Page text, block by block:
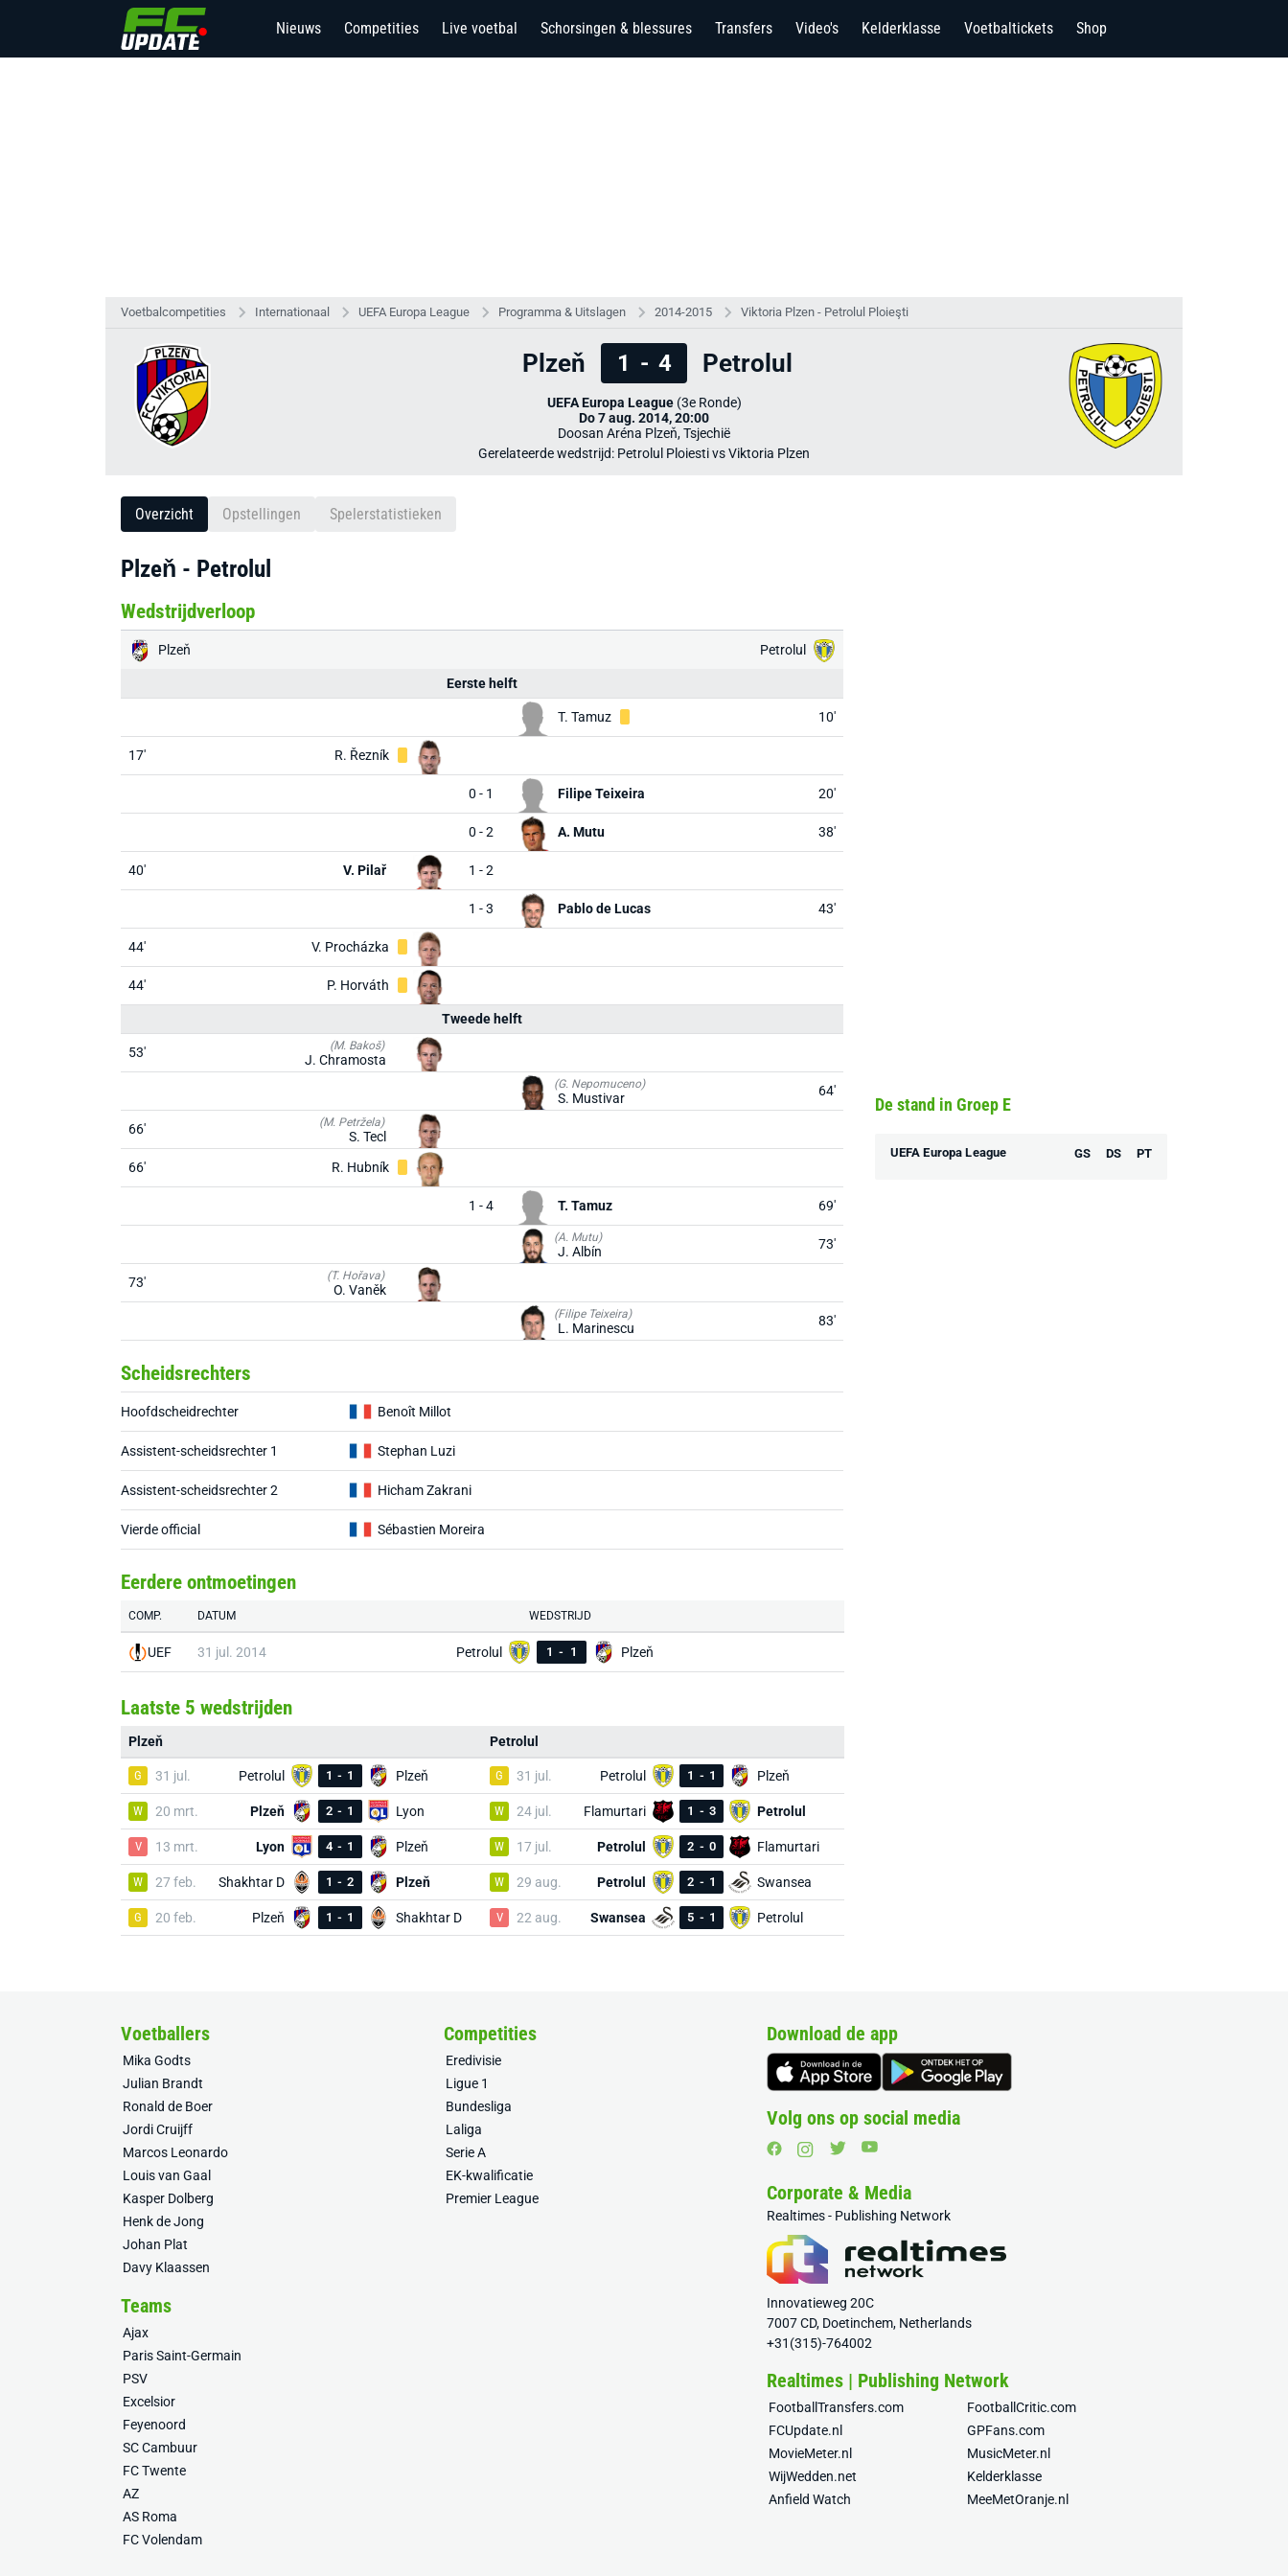
Nieuws Competities Live voetbal Schorsingen & blessures Transfers Video's Kelderklasse Voetbaltickets Shop
Voetbalcompetities Internationaal UEFA Europa League Programma & Uitslagen 2014-2015 Viktoria Plzen - Petrolul Ploieşti
Plzeň 1 - 4 Petrolul
UEFA Europa League(3e Ronde)
Do 7 aug. 2014, 20:00
Doosan Aréna Plzeň, Tsjechië
Gerelateerde wedstrijd: Petrolul Ploiesti vs Viktoria Plzen
Overzicht Opstellingen Spelerstatistieken
Plzeň - Petrolul
Wedstrijdverloop
Plzeň Petrolul
Eerste helft
T. Tamuz 10'
17' R. Řezník
0 - 1 Filipe Teixeira 20'
0 - 2 A. Mutu 38'
40' V. Pilař 1 - 2
1 - 3 Pablo de Lucas 43'
44' V. Procházka
44' P. Horváth
Tweede helft
53' (M. Bakoš)
J. Chramosta
(G. Nepomuceno)
S. Mustivar 64'
66' (M. Petržela)
S. Tecl
66'
R. Hubník
1 - 4 T. Tamuz 69'
(A. Mutu)
J. Albín 73'
73' (T. Hořava)
O. Vaněk
(Filipe Teixeira)
L. Marinescu 83'
Scheidsrechters
Hoofdscheidrechter Benoît Millot
Assistent-scheidsrechter 1 Stephan Luzi
Assistent-scheidsrechter 2 Hicham Zakrani
Vierde official Sébastien Moreira
Eerdere ontmoetingen
COMP. DATUM WEDSTRIJD
UEF 31 jul. 2014 Petrolul 1 - 1 Plzeň
Laatste 5 wedstrijden
Plzeň
G 31 jul. Petrolul 1 - 1 Plzeň
W 20 mrt. Plzeň 2 - 1 Lyon
V 13 mrt. Lyon 4 - 1 Plzeň
W 27 feb. Shakhtar D 1 - 2 Plzeň
G 20 feb. Plzeň 1 - 1 Shakhtar D
Petrolul
G 31 jul. Petrolul 1 - 1 Plzeň
W 24 jul. Flamurtari 1 - 3 Petrolul
W 17 jul. Petrolul 2 - 0 Flamurtari
W 29 aug. Petrolul 2 - 1 Swansea
V 22 aug. Swansea 5 - 1 Petrolul
De stand in Groep E
UEFA Europa League GS DS PT
Voetballers
Mika Godts
Julian Brandt
Ronald de Boer
Jordi Cruijff
Marcos Leonardo
Louis van Gaal
Kasper Dolberg
Henk de Jong
Johan Plat
Davy Klaassen
Competities
Eredivisie
Ligue 1
Bundesliga
Laliga
Serie A
EK-kwalificatie
Premier League
Teams
Ajax
Paris Saint-Germain
PSV
Excelsior
Feyenoord
SC Cambuur
FC Twente
AZ
AS Roma
FC Volendam
Download de app
Volg ons op social media
Corporate & Media
Realtimes - Publishing Network
Innovatieweg 20C
7007 CD, Doetinchem, Netherlands
+31(315)-764002
Realtimes | Publishing Network
FootballTransfers.com
FootballCritic.com
FCUpdate.nl
GPFans.com
MovieMeter.nl
MusicMeter.nl
WijWedden.net
Kelderklasse
Anfield Watch
MeeMetOranje.nl